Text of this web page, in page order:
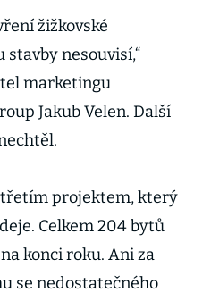
žižkovské
nesouvisí,“
marketingu
Jakub Velen. Další
třetím projektem, který
Celkem 204 bytů
konci roku. Ani za
se nedostatečného